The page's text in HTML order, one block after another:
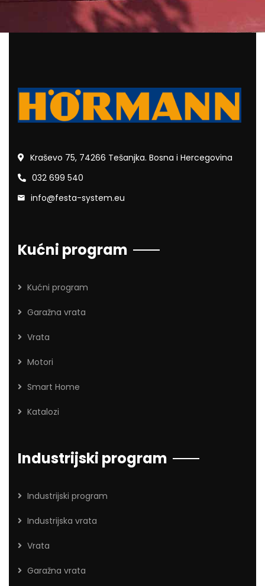
Kraševo 75, 74266 Tešanjka. Bosna i Hercegovina
032 699 540
info@festa-system.eu
Kućni program
Kućni program
Garažna vrata
Vrata
Motori
Smart Home
Katalozi
Industrijski program
Industrijski program
Industrijska vrata
Vrata
Garažna vrata